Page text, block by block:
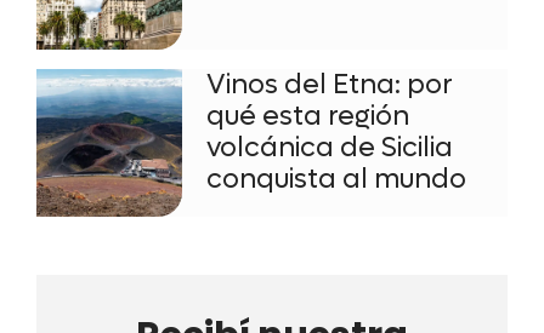
Vinos del Etna: por
qué esta región
volcánica de Sicilia
conquista al mundo